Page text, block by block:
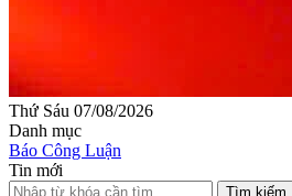
Thứ Sáu 07/08/2026
Danh mục
Báo Công Luận
Tin mới
Tìm kiếm